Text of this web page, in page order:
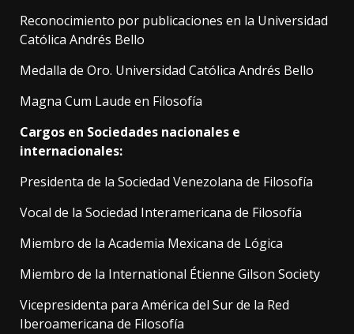
Reconocimiento por publicaciones en la Universidad
Católica Andrés Bello
Medalla de Oro. Universidad Católica Andrés Bello
Magna Cum Laude en Filosofía
Cargos en Sociedades nacionales e
internacionales:
Presidenta de la Sociedad Venezolana de Filosofía
Vocal de la Sociedad Interamericana de Filosofía
Miembro de la Academia Mexicana de Lógica
Miembro de la International Étienne Gilson Society
Vicepresidenta para América del Sur de la Red
Iberoamericana de Filosofía